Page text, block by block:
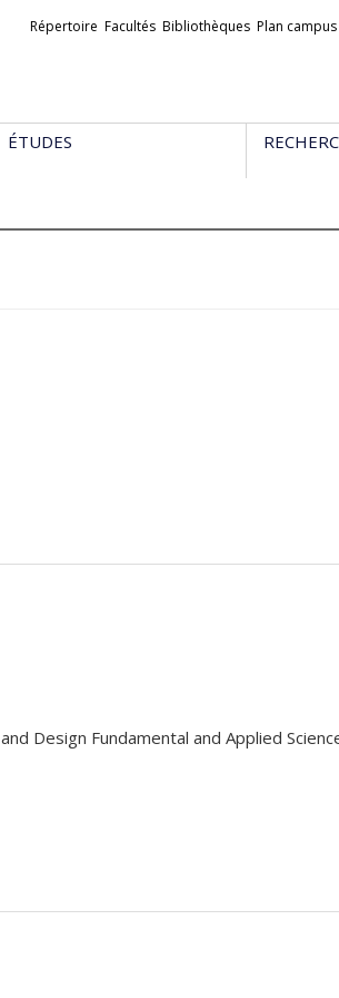
Liens
Répertoire Facultés Bibliothèques Plan campus
ÉTUDES
Design Fundamental and Applied